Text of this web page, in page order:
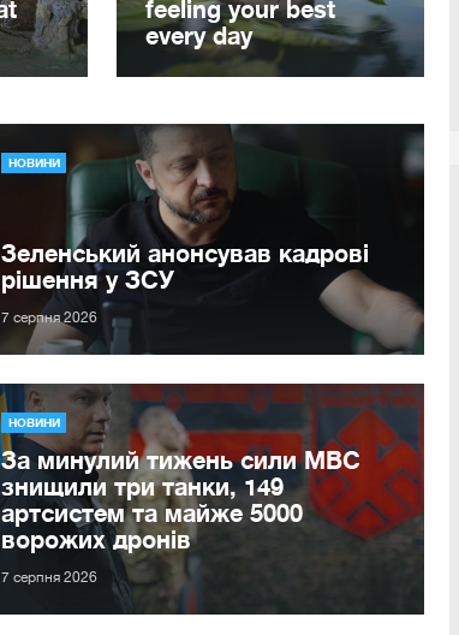
НОВИНИ
Зеленський анонсував кадрові
рішення у ЗСУ
7 серпня 2026
НОВИНИ
За минулий тижень сили МВС
знищили три танки, 149
артсистем та майже 5000
ворожих дронів
7 серпня 2026